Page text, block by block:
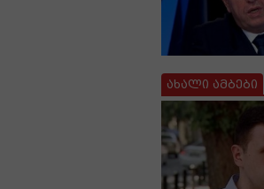
ახალი ამბები